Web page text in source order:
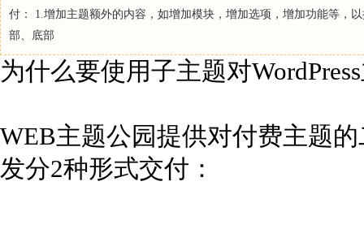
付： 1.增加主题额外的内容，如增加模块，增加选项，增加功能等，
部、底部
为什么要使用子主题对
WEB主题公园提供对付费主题
发分2种形式交付：